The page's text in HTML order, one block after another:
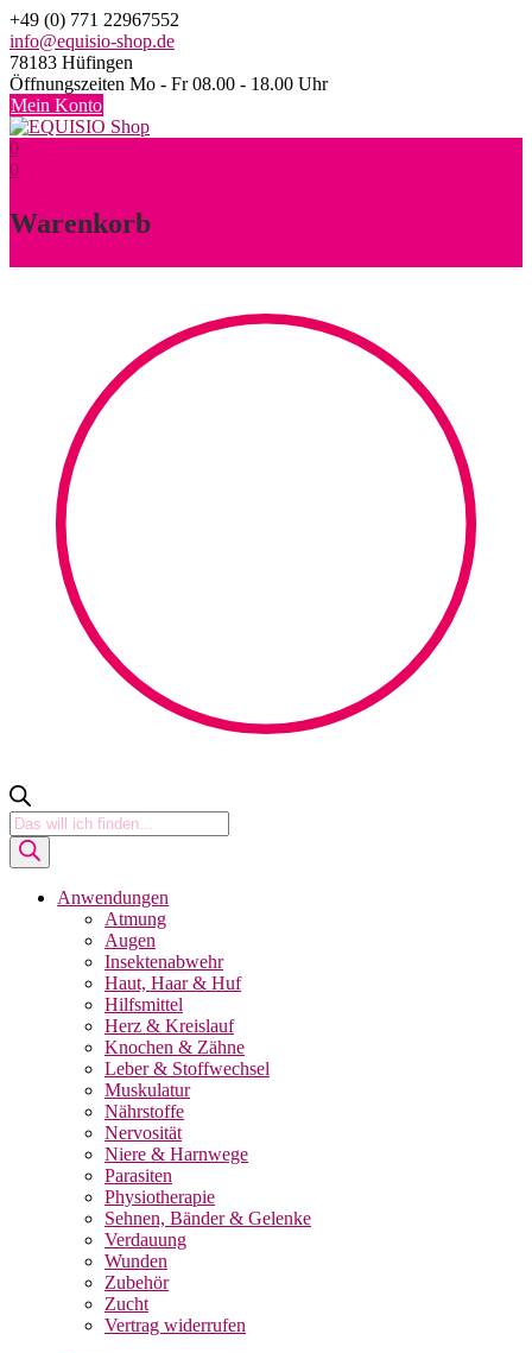
Skip
to
content
+49 (0) 771 22967552
info@equisio-shop.de
78183 Hüfingen
Öffnungszeiten Mo - Fr 08.00 - 18.00 Uhr
Mein Konto
0
0
Warenkorb
Products
search
Anwendungen
Atmung
Augen
Insektenabwehr
Haut, Haar & Huf
Hilfsmittel
Herz & Kreislauf
Knochen & Zähne
Leber & Stoffwechsel
Muskulatur
Nährstoffe
Nervosität
Niere & Harnwege
Parasiten
Physiotherapie
Sehnen, Bänder & Gelenke
Verdauung
Wunden
Zubehör
Zucht
Vertrag widerrufen